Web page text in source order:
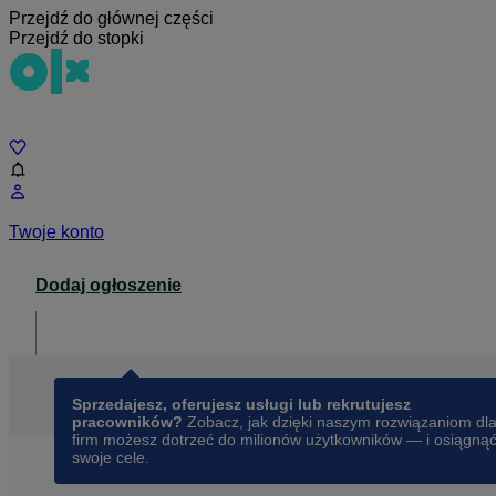
Przejdź do głównej części
Przejdź do stopki
Twoje konto
Dodaj ogłoszenie
Sprzedajesz, oferujesz usługi lub rekrutujesz
pracowników? Zobacz, jak dzięki naszym rozwiązaniom dla
firm możesz dotrzeć do milionów użytkowników — i osiągnąć
swoje cele.